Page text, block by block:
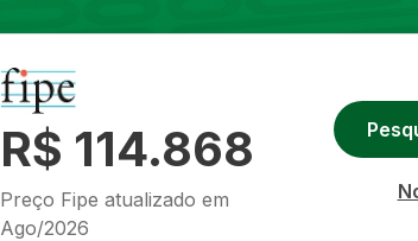
R$ 114.868
Preço Fipe atualizado em
Ago/2026